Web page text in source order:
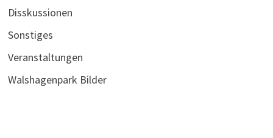
Disskussionen
Sonstiges
Veranstaltungen
Walshagenpark Bilder